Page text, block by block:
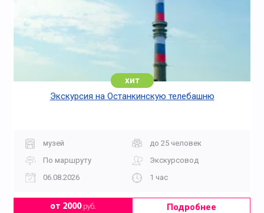
хит
Экскурсия на Останкинскую телебашню
музей
до 25 человек
По маршруту
Экскурсовод
06.08.2026
1 час
от 2000руб. Подробнее